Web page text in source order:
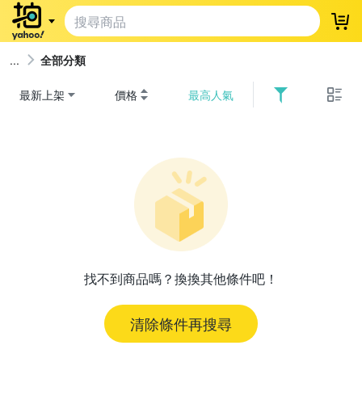
登
全部分類
最新上架 價格 最高人氣
找不到商品嗎？換換其他條件吧！
清除條件再搜尋